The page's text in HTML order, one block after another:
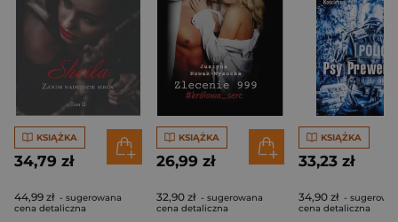
KSIĄŻKA
34,79 zł
44,99 zł - sugerowana
cena detaliczna
KSIĄŻKA
26,99 zł
32,90 zł - sugerowana
cena detaliczna
KSIĄŻKA
33,23 zł
34,90 zł -
cena detaliczna